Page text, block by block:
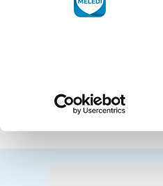
Terug naar overzicht